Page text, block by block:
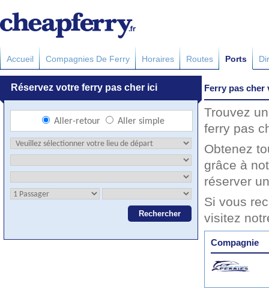
Accueil Compagnies De Ferry Horaires Routes Ports
Ferry pas cher
Trouvez
ferry pas
Obtenez
grâce à
réserver
Si vous
visitez
Compagnie